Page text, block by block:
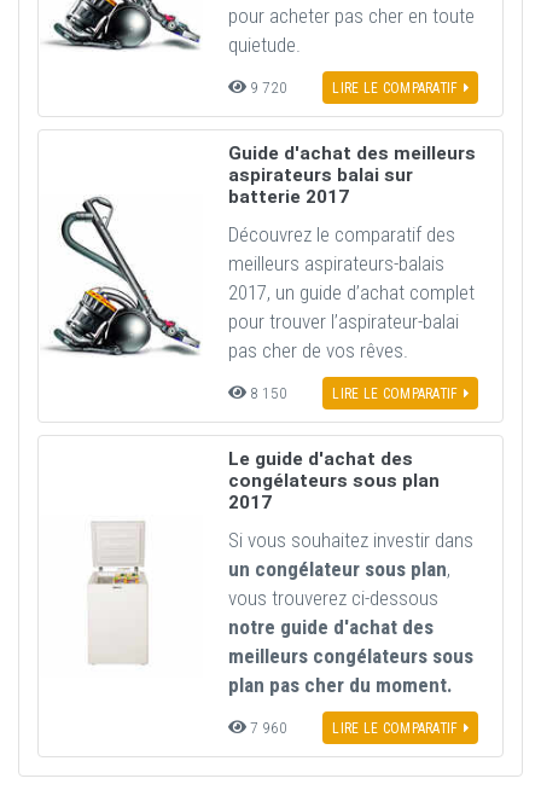
pour acheter pas cher en toute
quietude.
9 720 LIRE LE COMPARATIF
Guide d'achat des meilleurs
aspirateurs balai sur
batterie 2017
Découvrez le comparatif des
meilleurs aspirateurs-balais
2017, un guide d’achat complet
pour trouver l’aspirateur-balai
pas cher de vos rêves.
8 150 LIRE LE COMPARATIF
Le guide d'achat des
congélateurs sous plan
2017
Si vous souhaitez investir dans
un congélateur sous plan,
vous trouverez ci-dessous
notre guide d'achat des
meilleurs congélateurs sous
plan pas cher du moment.
7 960 LIRE LE COMPARATIF